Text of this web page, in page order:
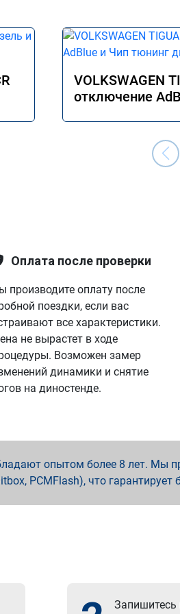
VOLKSWAGEN
отключение
Оплата после проверки
производите оплату после
поездки, если вас
все характеристики.
не вырастет в ходе
Возможен замер
динамики и снятие
на диностенде.
опытом более 8 лет. Мы
PCMFlash), что
Запишитесь